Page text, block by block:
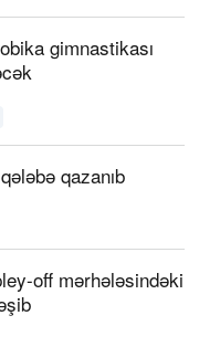
gimnastikası
qazanıb
off mərhələsindəki